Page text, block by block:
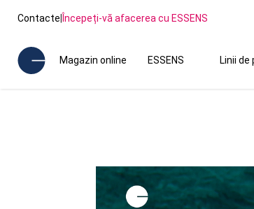
Contacte|Începeți-vă afacerea cu ESSENS
Magazin online ESSENS Linii de